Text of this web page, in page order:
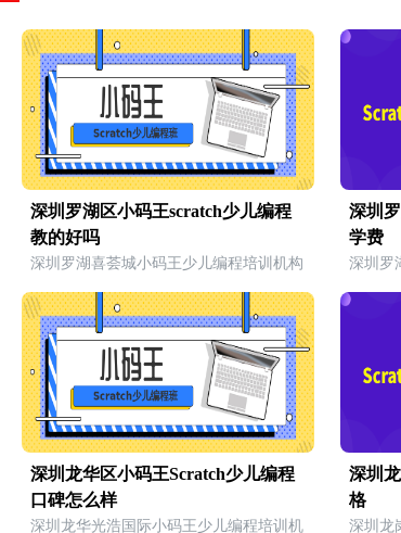
深圳罗湖区小码王scratch少儿编程
教的好吗
深圳罗湖喜荟城小码王少儿编程培训机构
深圳
学费
深圳罗
深圳龙华区小码王Scratch少儿编程
口碑怎么样
深圳龙华光浩国际小码王少儿编程培训机
深圳
格
深圳龙